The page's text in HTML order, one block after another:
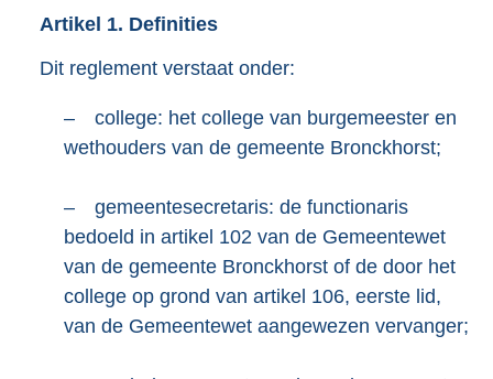
Artikel 1. Definities
Dit reglement verstaat onder:
–
college: het college van burgemeester en
wethouders van de gemeente Bronckhorst;
–
gemeentesecretaris: de functionaris
bedoeld in artikel 102 van de Gemeentewet
van de gemeente Bronckhorst of de door het
college op grond van artikel 106, eerste lid,
van de Gemeentewet aangewezen vervanger;